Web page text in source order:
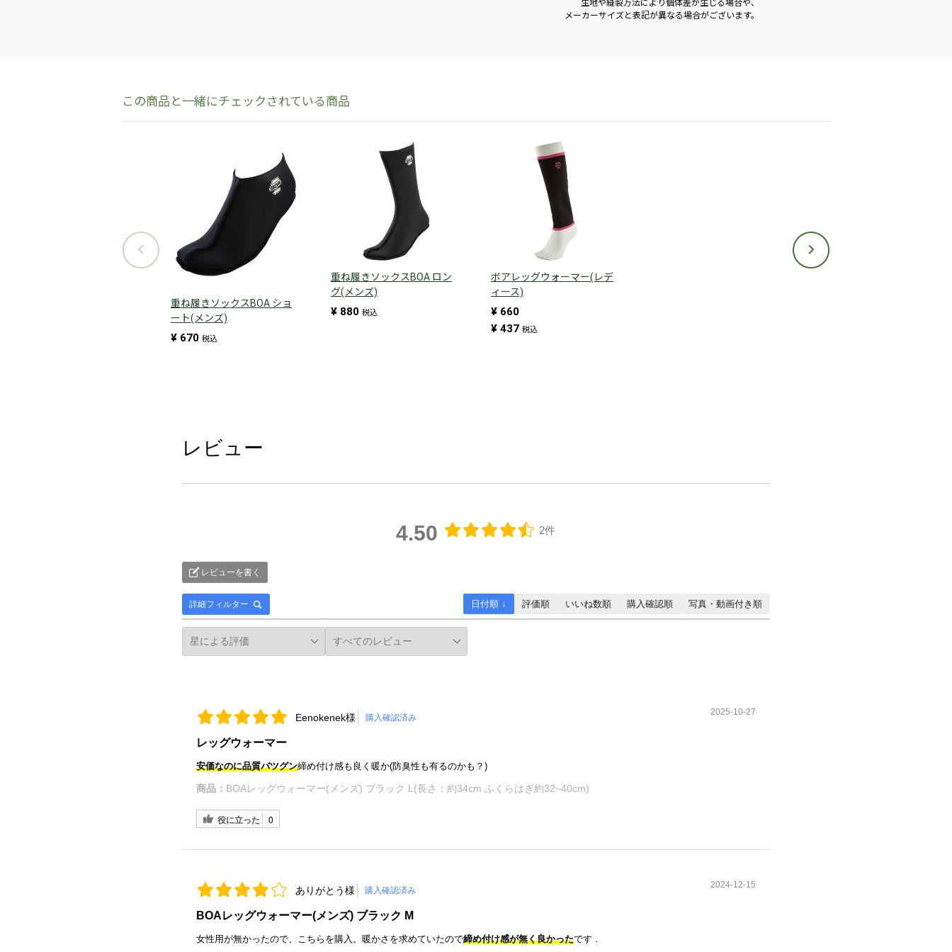
生地や縫製方法により個体差が生じる場合や、
メーカーサイズと表記が異なる場合がございます。
重ね履きソックスBOA ショ
ート(メンズ)
¥ 670 税込
重ね履きソックスBOA ロン
グ(メンズ)
¥ 880 税込
ボアレッグウォーマー(レデ
ィース)
¥ 660
¥ 437 税込
レビュー
4.50 2件
レビューを書く
詳細フィルター 日付順 ↓ 評価順 いいね数順 購入確認順 写真・動画付き順
Eenokenek様 購入確認済み
2025-10-27
レッグウォーマー
安価なのに品質バツグン締め付け感も良く暖か(防臭性も有るのかも？)
商品： BOAレッグウォーマー(メンズ) ブラック L(長さ：約34cm ふくらはぎ約32~40cm)
役に立った 0
ありがとう様 購入確認済み
2024-12-15
BOAレッグウォーマー(メンズ) ブラック M
女性用が無かったので、こちらを購入。暖かさを求めていたので締め付け感が無く良かったです．